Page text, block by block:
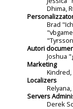
Dhima,
Brad
Autori
Joshua
Marketing
Kindred,
Localizers
Servers
Derek